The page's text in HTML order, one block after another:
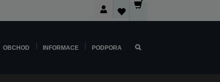
OBCHOD INFORMACE PODPORA